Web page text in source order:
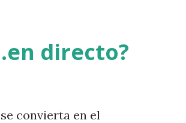
directo?
convierta en el